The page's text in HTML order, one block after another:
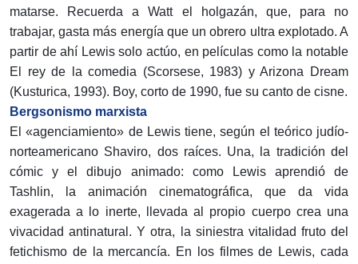
matarse. Recuerda a Watt el holgazán, que, para no
trabajar, gasta más energía que un obrero ultra explotado. A
partir de ahí Lewis solo actúo, en películas como la notable
El rey de la comedia (Scorsese, 1983) y Arizona Dream
(Kusturica, 1993). Boy, corto de 1990, fue su canto de cisne.
Bergsonismo marxista
El «agenciamiento» de Lewis tiene, según el teórico judío-
norteamericano Shaviro, dos raíces. Una, la tradición del
cómic y el dibujo animado: como Lewis aprendió de
Tashlin, la animación cinematográfica, que da vida
exagerada a lo inerte, llevada al propio cuerpo crea una
vivacidad antinatural. Y otra, la siniestra vitalidad fruto del
fetichismo de la mercancía. En los filmes de Lewis, cada